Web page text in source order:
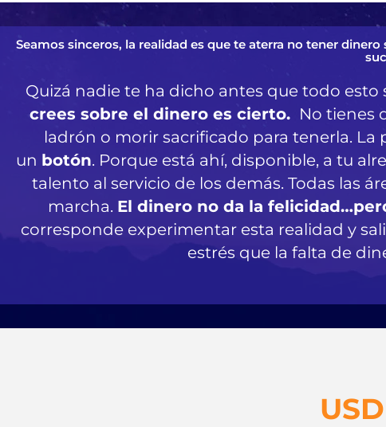
Seamos sinceros, la realidad es que te aterra no tener
Quizá nadie te ha dicho antes que todo esto
crees sobre el dinero es cierto. No tienes
ladrón o morir sacrificado para tenerla. La
un botón. Porque está ahí, disponible, a tu
talento al servicio de los demás. Todas las
marcha. El dinero no da la
corresponde experimentar esta realidad y
estrés que la falta de